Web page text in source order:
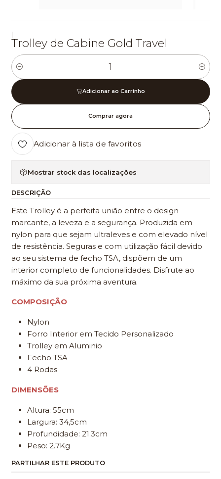
|
Trolley de Cabine Gold Travel
Quantidade
Adicionar ao Carrinho
Comprar agora
Adicionar à lista de favoritos
Mostrar stock das localizações
DESCRIÇÃO
Este Trolley é a perfeita união entre o design
marcante, a leveza e a segurança. Produzida em
nylon para que sejam ultraleves e com elevado nível
de resistência. Seguras e com utilização fácil devido
ao seu sistema de fecho TSA, dispõem de um
interior completo de funcionalidades. Disfrute ao
máximo da sua próxima aventura.
COMPOSIÇÃO
Nylon
Forro Interior em Tecido Personalizado
Trolley em Aluminio
Fecho TSA
4 Rodas
DIMENSÕES
Altura: 55cm
Largura: 34,5cm
Profundidade: 21.3cm
Peso: 2.7Kg
PARTILHAR ESTE PRODUTO